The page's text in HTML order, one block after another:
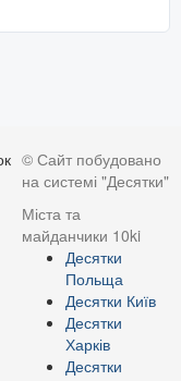
© Сайт побудовано
на системі "Десятки"
Міста та
майданчики 10ki
Десятки
Польща
Десятки Київ
Десятки
Харків
Десятки